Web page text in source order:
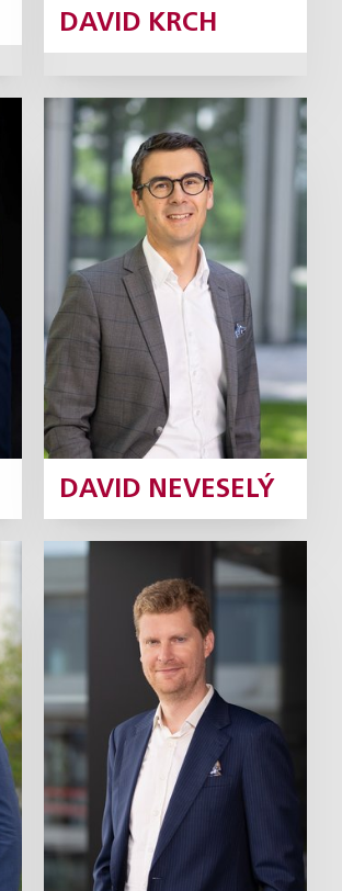
DAVID KRCH
DAVID NEVESELÝ
David
Neveselý
Partner
Profil
Jaroslav Baier
Partner
Profil